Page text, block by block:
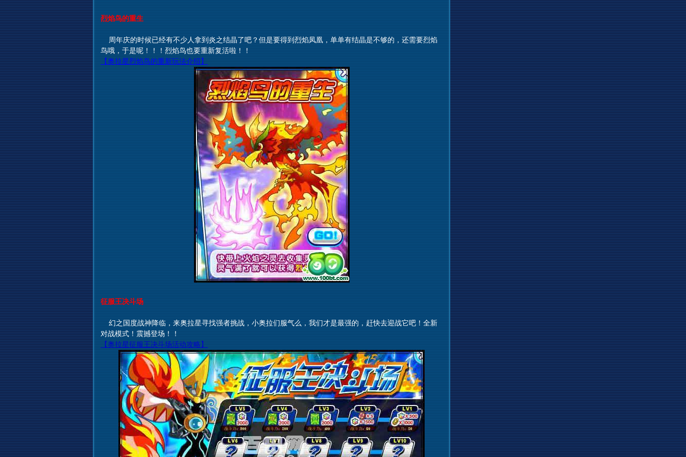
烈焰鸟的重生
周年庆的时候已经有不少人拿到炎之结晶了吧？但是要得到烈焰凤凰，单单有结晶是不够的，还需要烈焰
鸟哦，于是呢！！！烈焰鸟也要重新复活啦！！
【奥拉星烈焰鸟的重新玩法介绍】
征服王决斗场
幻之国度战神降临，来奥拉星寻找强者挑战，小奥拉们服气么，我们才是最强的，赶快去迎战它吧！全新
对战模式！震撼登场！！
【奥拉星征服王决斗场活动攻略】